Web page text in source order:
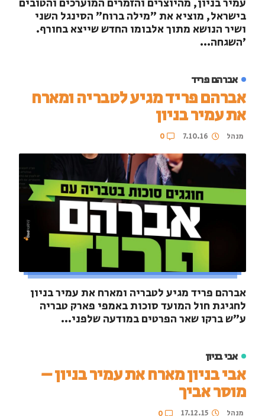
בישראל, מוציא את "מילה ברוח" הסינגל השני
ושיר הנושא מתוך אלבומו החדש שייצא בחורף.
׳השגחה...
אברהם פריד
אברהם פריד מגיע לטבריה ומארח
את עמיר בניון
מנהל 7.10.16
0
אברהם פריד מגיע לטבריה ומארח את עמיר בניון
לחגיגת חול המועד סוכות באמפי פארק טבריה
ע"ש ברקו שאר הפרטים במודעה שלפני...
אבי בניון
אבי בניון מארח את עמיר בניון –
מוסר אביך
מנהל 17.12.15